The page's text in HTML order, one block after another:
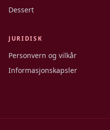
Dessert
JURIDISK
Personvern og vilkår
Informasjonskapsler